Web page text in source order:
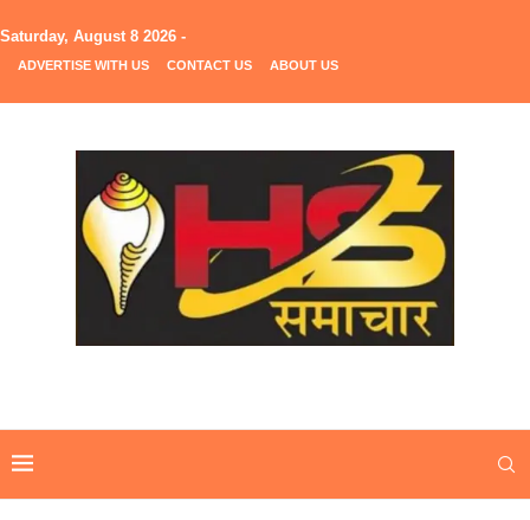
Saturday, August 8 2026 -
ADVERTISE WITH US CONTACT US ABOUT US